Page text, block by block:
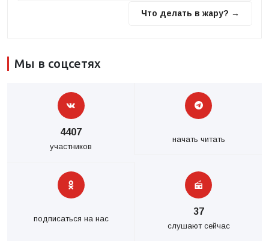
Что делать в жару? →
Мы в соцсетях
4407
участников
начать читать
подписаться на нас
37
слушают сейчас